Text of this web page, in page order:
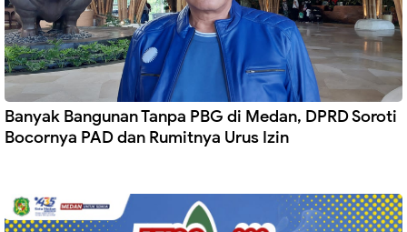
Banyak Bangunan Tanpa PBG di Medan, DPRD Soroti
Bocornya PAD dan Rumitnya Urus Izin